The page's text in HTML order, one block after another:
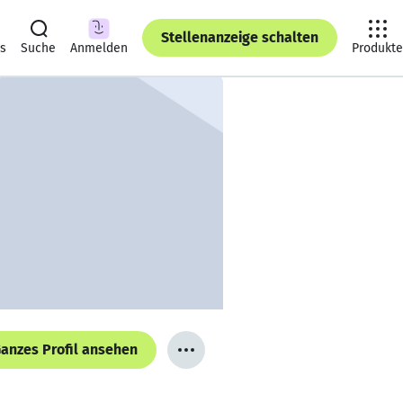
Suche Anmelden
Stellenanzeige schalten
Produkte
Profil ansehen